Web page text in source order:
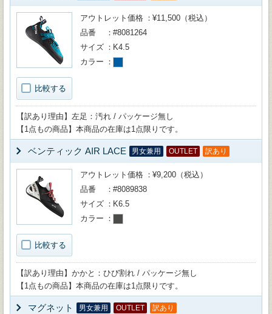
比較する
アウトレット価格
¥11,500（税込）
品番
#8081264
サイズ
K4.5
カラー
【訳あり理由】左足：汚れ / パッケージ無し
【1点もの商品】本商品の在庫は1点限りです。
ベンティック AIR LACE 男女兼用 OUTLET 訳あり
比較する
アウトレット価格
¥9,200（税込）
品番
#8089838
サイズ
K6.5
カラー
【訳あり理由】かかと：ひび割れ / パッケージ無し
【1点もの商品】本商品の在庫は1点限りです。
マグネット 男女兼用 OUTLET 訳あり